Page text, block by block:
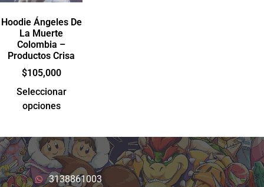
Hoodie Ángeles De
La Muerte
Colombia –
Productos Crisa
$105,000
Seleccionar
opciones
3138861003